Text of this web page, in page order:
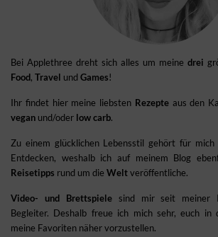
Bei Applethree dreht sich alles um meine drei
Food, Travel und Games!
Ihr findet hier meine liebsten Rezepteaus den
vegan und/oder low carb.
Zu einem glücklichen Lebensstil gehört für mich
Entdecken, weshalb ich auf meinem Blog
Reisetipps rund um die Weltveröffentliche.
Video- und Brettspielesind mir seit meiner
Begleiter. Deshalb freue ich mich sehr, euch in
meine Favoriten näher vorzustellen.